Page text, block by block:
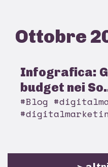
Ottobre
Infografica:
budget nei
#Blog